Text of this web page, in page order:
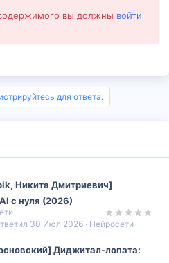
вы должны войти
для ответа.
Никита Дмитриевич]
с нуля (2026)
Нейросети
30 Июл 2026
Диджитал-лопата: